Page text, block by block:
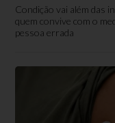
Condição vai além das
quem convive com o
pessoa errada